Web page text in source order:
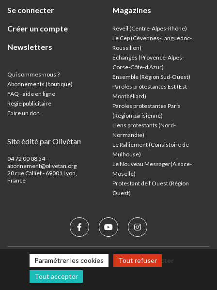
Se connecter
Créer un compte
Newsletters
Qui sommes-nous ?
Abonnements (boutique)
FAQ - aide en ligne
Régie publicitaire
Faire un don
Site édité par Olivétan
04 72 00 08 54 –
abonnement@olivetan.org
20 rue Calliet - 69001 Lyon,
France
Magazines
Réveil (Centre-Alpes-Rhône)
Le Cep (Cévennes-Languedoc-
Roussillon)
Échanges (Provence-Alpes-
Corse-Côte-d’Azur)
Ensemble (Région Sud-Ouest)
Paroles protestantes Est (Est-
Montbéliard)
Paroles protestantes Paris
(Région parisienne)
Liens protestants (Nord-
Normandie)
Le Ralliement (Consistoire de
Mulhouse)
Le Nouveau Messager(Alsace-
Moselle)
Protestant de l'Ouest (Région
Ouest)
Mentions légales Nous contacter
Paramétrer les cookies
Tout refuser
Tout accepter